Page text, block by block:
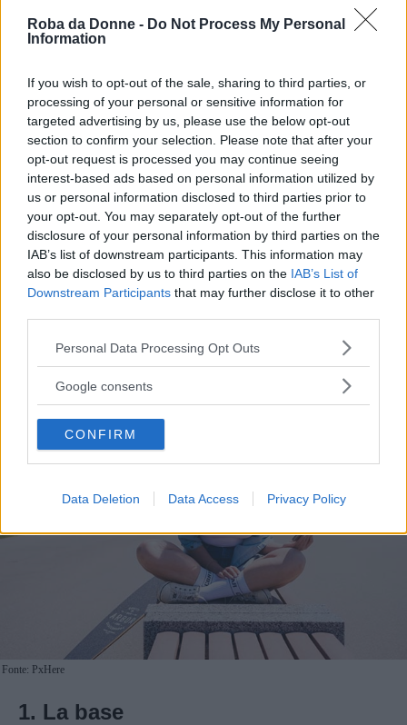
Roba da Donne - Do Not Process My Personal
Information
If you wish to opt-out of the sale, sharing to third parties, or
processing of your personal or sensitive information for
targeted advertising by us, please use the below opt-out
section to confirm your selection. Please note that after your
opt-out request is processed you may continue seeing
interest-based ads based on personal information utilized by
us or personal information disclosed to third parties prior to
your opt-out. You may separately opt-out of the further
disclosure of your personal information by third parties on the
IAB’s list of downstream participants. This information may
also be disclosed by us to third parties on the IAB’s List of
Downstream Participants that may further disclose it to other
Please note that this website/app uses one or more Google
not limited to your visit or usage behaviour. You may click to
use your data for below specified purposes in below Google
consent section.
Personal Data Processing Opt Outs
Google consents
CONFIRM
Data Deletion Data Access Privacy Policy
discuterne con il proprio medico.
eseguirli correttamente
Ci sono dei passi da fare in modo che gli
esercizi siano svolti in modo corretto.
Innanzitutto, prima di iniziare, bisognerebbe
svuotare la vescica. Poi si deve ricordare di
non irrigidire l’anomentre si effettuano questi
esercizi, ma anche che la posizione di chi li
Esercizi di Kegel: alcuni
esempi di ginnastica pelvica
Fonte: PxHere
1. La base